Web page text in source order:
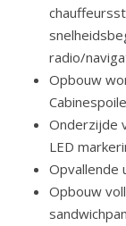
radio/
Opbouw
Onderzijde
LED
Opvallende
Opbouw